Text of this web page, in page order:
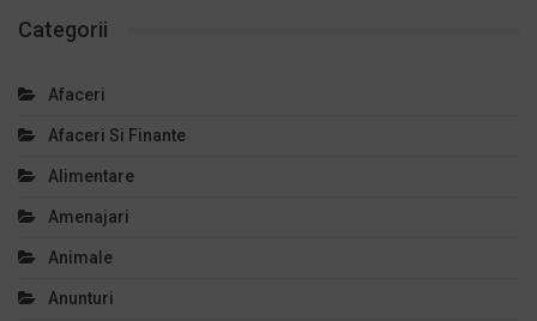
Categorii
Afaceri
Afaceri Si Finante
Alimentare
Amenajari
Animale
Anunturi